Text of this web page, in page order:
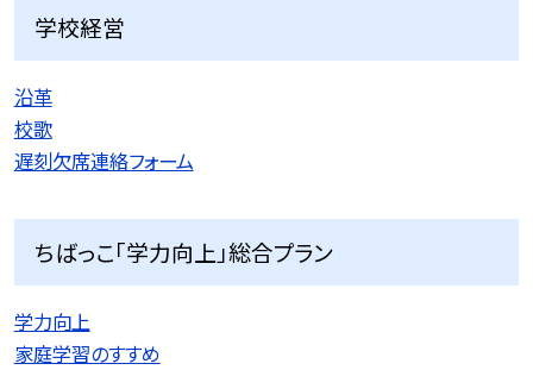
学校経営
沿革
校歌
遅刻欠席連絡フォーム
ちばっこ「学力向上」総合プラン
学力向上
家庭学習のすすめ